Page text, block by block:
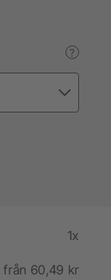
?
1x
från 60,49 kr